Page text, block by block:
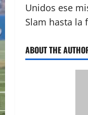
Unidos ese
Slam hasta la
ABOUT THE